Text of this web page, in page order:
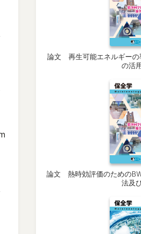
論文 再生可能エネルギーの
の活
論文 熱時効評価のための
法及